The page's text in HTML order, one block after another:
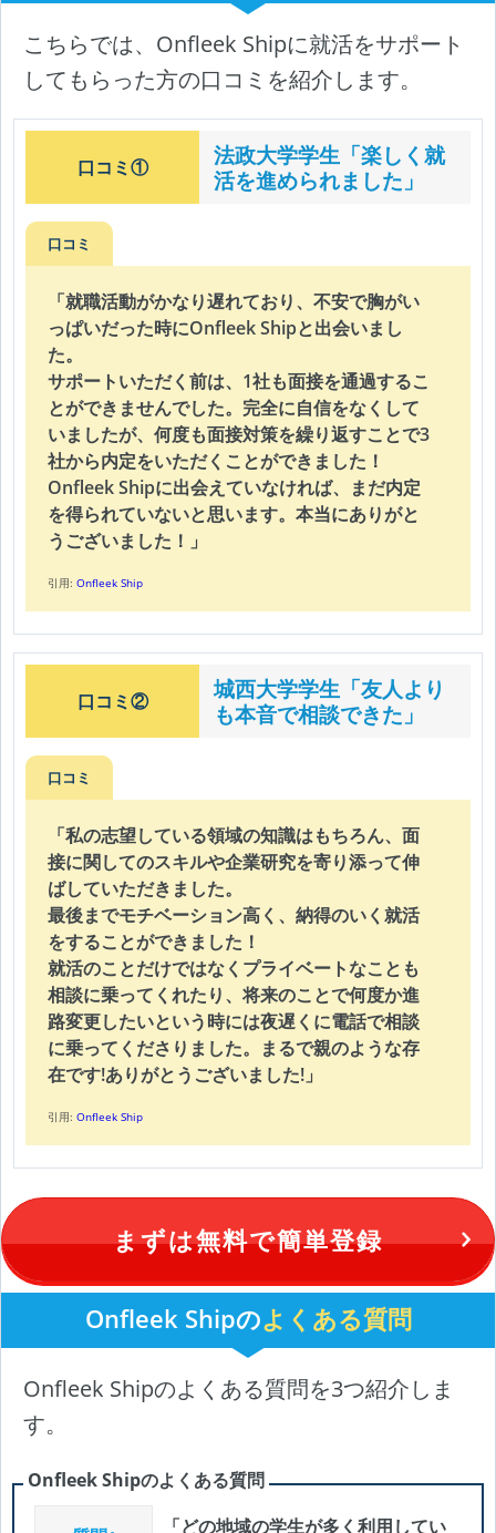
こちらでは、Onfleek Shipに就活をサポート
してもらった方の口コミを紹介します。
口コミ①
法政大学学生「楽しく就
活を進められました」
口コミ
「就職活動がかなり遅れており、不安で胸がい
っぱいだった時にOnfleek Shipと出会いまし
た。
サポートいただく前は、1社も面接を通過するこ
とができませんでした。完全に自信をなくして
いましたが、何度も面接対策を繰り返すことで3
社から内定をいただくことができました！
Onfleek Shipに出会えていなければ、まだ内定
を得られていないと思います。本当にありがと
うございました！」
引用:Onfleek Ship
口コミ②
城西大学学生「友人より
も本音で相談できた」
口コミ
「私の志望している領域の知識はもちろん、面
接に関してのスキルや企業研究を寄り添って伸
ばしていただきました。
最後までモチベーション高く、納得のいく就活
をすることができました！
就活のことだけではなくプライベートなことも
相談に乗ってくれたり、将来のことで何度か進
路変更したいという時には夜遅くに電話で相談
に乗ってくださりました。まるで親のような存
在です!ありがとうございました!」
引用:Onfleek Ship
まずは無料で簡単登録
Onfleek Shipのよくある質問
Onfleek Shipのよくある質問を3つ紹介しま
す。
Onfleek Shipのよくある質問
「どの地域の学生が多く利用してい